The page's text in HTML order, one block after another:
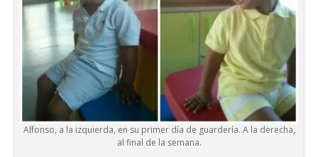
Alfonso, a la izquierda, en su primer día de guardería. A la derecha,
al final de la semana.